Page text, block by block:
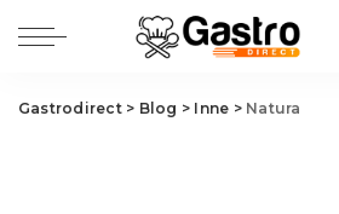
Gastrodirect> Blog > Inne > Natura